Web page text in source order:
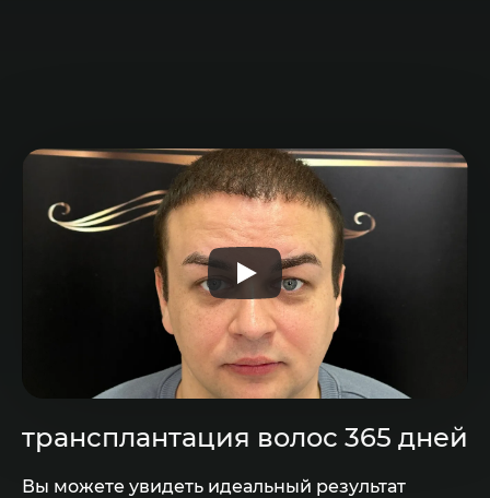
трансплантация волос 365 дней
Вы можете увидеть идеальный результат